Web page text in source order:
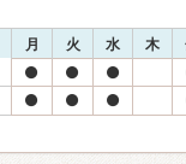
月 火 水 木